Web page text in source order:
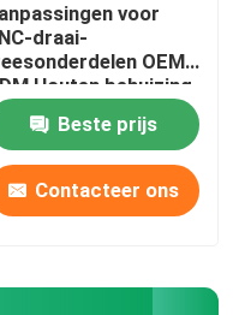
voor
draai-
OEM
Houten behuizing
Beste prijs
Contacteer ons